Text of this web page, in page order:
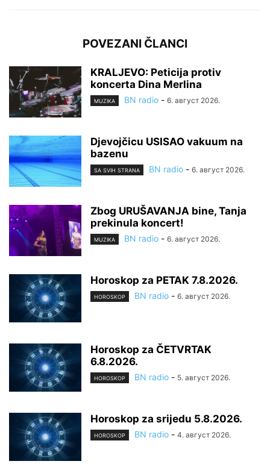
POVEZANI ČLANCI
KRALJEVO: Peticija protiv
koncerta Dina Merlina
MUZIKA BN radio - 6. август 2026.
Djevojčicu USISAO vakuum na
bazenu
SA SVIH STRANA BN radio - 6. август 2026.
Zbog URUŠAVANJA bine, Tanja
prekinula koncert!
MUZIKA BN radio - 6. август 2026.
Horoskop za PETAK 7.8.2026.
HOROSKOP BN radio - 6. август 2026.
Horoskop za ČETVRTAK
6.8.2026.
HOROSKOP BN radio - 5. август 2026.
Horoskop za srijedu 5.8.2026.
HOROSKOP BN radio - 4. август 2026.